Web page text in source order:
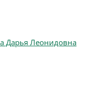
Дарья Леонидовна